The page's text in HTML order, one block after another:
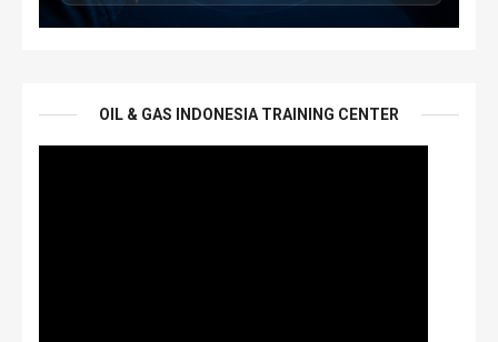
OIL & GAS INDONESIA TRAINING CENTER